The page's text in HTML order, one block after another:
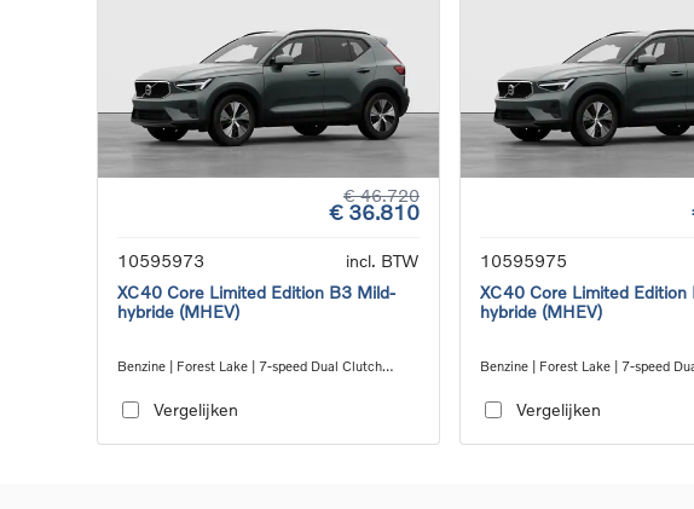
€ 46.720
€ 36.810
10595973
incl. BTW
XC40 Core Limited Edition B3 Mild-
hybride (MHEV)
Benzine | Forest Lake | 7-speed Dual Clutch
Vergelijken
10595975
XC40 Core Limited Edition
hybride (MHEV)
Benzine | Forest Lake | 7-speed
Vergelijken